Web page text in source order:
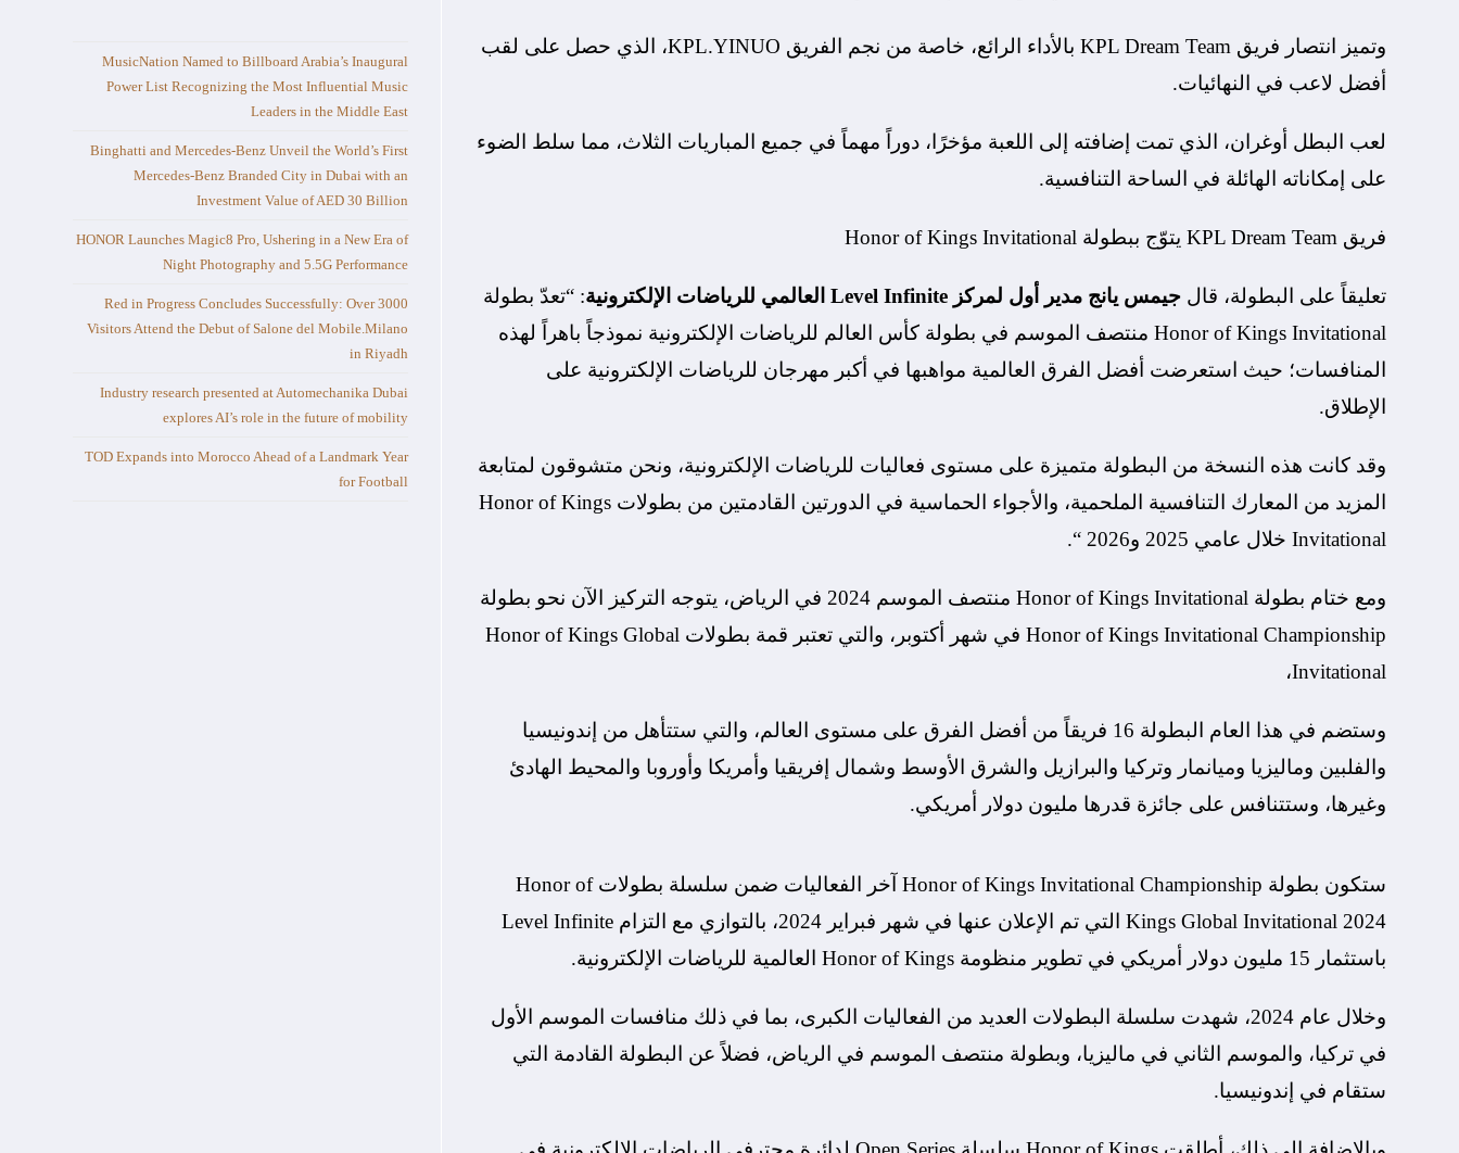
وتميز انتصار فريق KPL Dream Team بالأداء الرائع، خاصة من نجم الفريق KPL.YINUO، الذي حصل على لقب
أفضل لاعب في النهائيات.
لعب البطل أوغران، الذي تمت إضافته إلى اللعبة مؤخرًا، دوراً مهماً في جميع المباريات الثلاث، مما سلط الضوء
على إمكاناته الهائلة في الساحة التنافسية.
فريق KPL Dream Team يتوّج ببطولة Honor of Kings Invitational
تعليقاً على البطولة، قالجيمس يانج مدير أول لمركز Level Infinite العالمي للرياضات الإلكترونية
: “تعدّ بطولة
Honor of Kings Invitational منتصف الموسم في بطولة كأس العالم للرياضات الإلكترونية نموذجاً باهراً لهذه
المنافسات؛ حيث استعرضت أفضل الفرق العالمية مواهبها في أكبر مهرجان للرياضات الإلكترونية على
الإطلاق.
وقد كانت هذه النسخة من البطولة متميزة على مستوى فعاليات للرياضات الإلكترونية، ونحن متشوقون لمتابعة
المزيد من المعارك التنافسية الملحمية، والأجواء الحماسية في الدورتين القادمتين من بطولات Honor of Kings
Invitational خلال عامي 2025 و2026 “.
ومع ختام بطولة Honor of Kings Invitational منتصف الموسم 2024 في الرياض، يتوجه التركيز الآن نحو بطولة
Honor of Kings Invitational Championship في شهر أكتوبر، والتي تعتبر قمة بطولات Honor of Kings Global
Invitational،
وستضم في هذا العام البطولة 16 فريقاً من أفضل الفرق على مستوى العالم، والتي ستتأهل من إندونيسيا
والفلبين وماليزيا وميانمار وتركيا والبرازيل والشرق الأوسط وشمال إفريقيا وأمريكا وأوروبا والمحيط الهادئ
وغيرها، وستتنافس على جائزة قدرها مليون دولار أمريكي.
ستكون بطولة Honor of Kings Invitational Championship آخر الفعاليات ضمن سلسلة بطولات Honor of
Kings Global Invitational 2024 التي تم الإعلان عنها في شهر فبراير 2024، بالتوازي مع التزام Level Infinite
باستثمار 15 مليون دولار أمريكي في تطوير منظومة Honor of Kings العالمية للرياضات الإلكترونية.
وخلال عام 2024، شهدت سلسلة البطولات العديد من الفعاليات الكبرى، بما في ذلك منافسات الموسم الأول
في تركيا، والموسم الثاني في ماليزيا، وبطولة منتصف الموسم في الرياض، فضلاً عن البطولة القادمة التي
ستقام في إندونيسيا.
MusicNation Named to Billboard Arabia’s Inaugural
Power List Recognizing the Most Influential Music
Leaders in the Middle East
Binghatti and Mercedes-Benz Unveil the World’s First
Mercedes-Benz Branded City in Dubai with an
Investment Value of AED 30 Billion
HONOR Launches Magic8 Pro, Ushering in a New Era of
Night Photography and 5.5G Performance
Red in Progress Concludes Successfully: Over 3000
Visitors Attend the Debut of Salone del Mobile.Milano
in Riyadh
Industry research presented at Automechanika Dubai
explores AI’s role in the future of mobility
TOD Expands into Morocco Ahead of a Landmark Year
for Football